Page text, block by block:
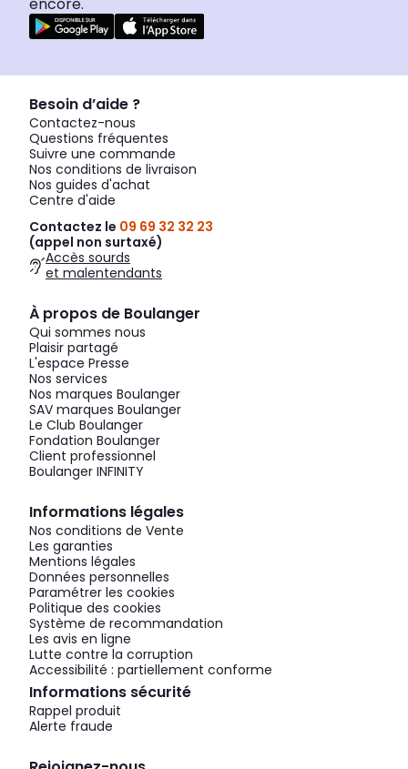
encore.
Besoin d’aide ?
Contactez-nous
Questions fréquentes
Suivre une commande
Nos conditions de livraison
Nos guides d'achat
Centre d'aide
Contactez le 09 69 32 32 23
(appel non surtaxé)
Accès sourds
et malentendants
À propos de Boulanger
Qui sommes nous
Plaisir partagé
L'espace Presse
Nos services
Nos marques Boulanger
SAV marques Boulanger
Le Club Boulanger
Fondation Boulanger
Client professionnel
Boulanger INFINITY
Informations légales
Nos conditions de Vente
Les garanties
Mentions légales
Données personnelles
Paramétrer les cookies
Politique des cookies
Système de recommandation
Les avis en ligne
Lutte contre la corruption
Accessibilité : partiellement conforme
Informations sécurité
Rappel produit
Alerte fraude